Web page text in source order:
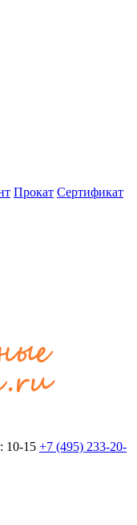
Прокат Сертификат
10-15 +7 (495) 233-20-